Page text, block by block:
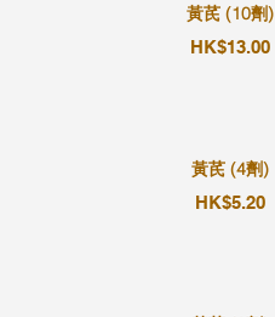
黃芪 (10劑)
HK$13.00
黃芪 (4劑)
HK$5.20